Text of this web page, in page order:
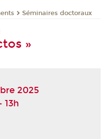
Séminaires doctoraux
»
2025
13h